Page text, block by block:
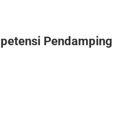
Pendamping